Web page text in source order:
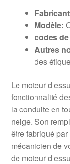
Modèle:
codes
Autres
des
Le moteur
fonctionnalité
la conduite en
neige. Son
être fabriqué
mécanicien de
de moteur